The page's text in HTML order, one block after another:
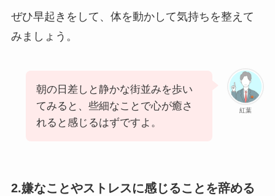
ぜひ早起きをして、体を動かして気持ちを整えて
みましょう。
紅葉
朝の日差しと静かな街並みを歩い
てみると、些細なことで心が癒さ
れると感じるはずですよ。
2.嫌なことやストレスに感じることを辞める